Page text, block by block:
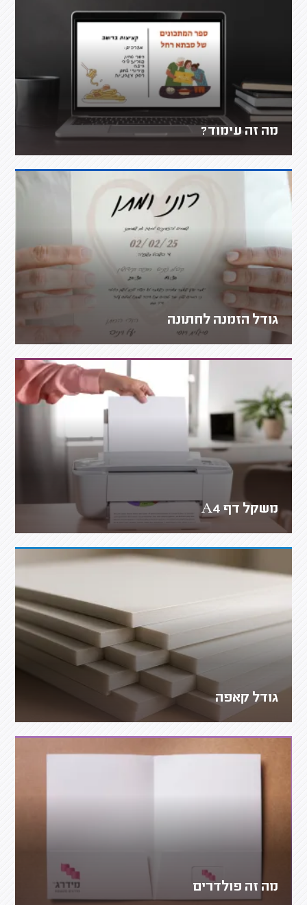
מה זה עימוד?
גודל הזמנה לחתונה
משקל דף A4
גודל קאפה
מה זה פולדרים